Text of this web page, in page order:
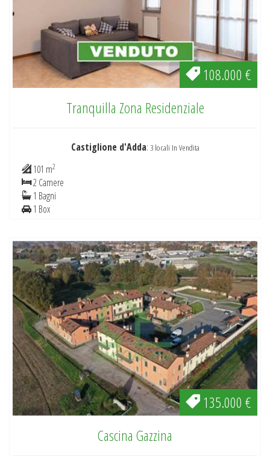
108.000 €
Tranquilla Zona Residenziale
Castiglione d'Adda: 3 locali In Vendita
101 m2
2 Camere
1 Bagni
1 Box
135.000 €
Cascina Gazzina